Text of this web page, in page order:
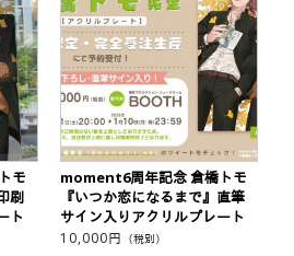
モ
刷
ト
moment6周年記念 倉橋トモ
『いつか恋になるまで』直筆
サイン入りアクリルプレート
10,000円 （税別）